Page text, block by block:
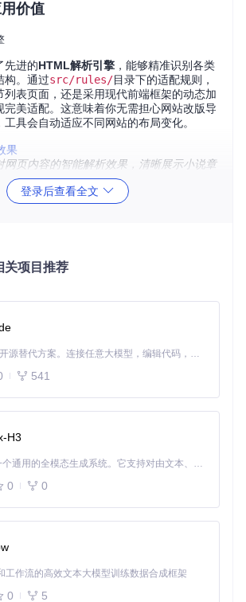
价值
先进的HTML解析引擎 ，能够精准识别各类
构。通过src/rules/目录下的适配规则，
列表页面，还是采用现代前端框架的动态加
完美适配。这意味着你无需担心网站改版导
具会自动适应不同网站的布局变化。
网页内容的智能解析效果，清晰展示小说章
优化
供了专业的电子书阅读体验，支持章节导
。同时，工具还会自动清理广告、无关链
专注于阅读本身。
支持
也能从上次中断的位置继续，无需从头开
间和精力。
制
某部小说的付费章节，只需保持登录状态，
别你的访问权限，
护了作者的知识产权，也确保了付费用户的
装到使用的三步骤
器脚本管理器，推荐使用Tampermonkey或
然后通过以下命令获取项目代码：
登录后查看全文
关项目推荐
Claude Code 的开源替代方案。连接任意大模型，编辑代码，运行命令，自动验证 — 全自动执行。用 Rust 构建，极致性能。 ｜ An open-source alternative to Claude Code. Connect any LLM, edit code, run commands, and verify changes — autonomously. Built in Rust for speed. Get Started
541
H3
MiniMax H3 是一个通用的全模态生成系统。它支持对由文本、图像、视频和音频组成的多模态上下文进行统一理解，并能生成分辨率高达 2K、时长可达 15 秒的带原生立体声音频的视频。得益于面向任务泛化的系统设计，H3 在预训练阶段就已具备广泛的多模态上下文理解与生成能力，能够出色地执行复杂的多模态指令。
0 0
工作流的高效文本大模型训练数据合成框架
0 5